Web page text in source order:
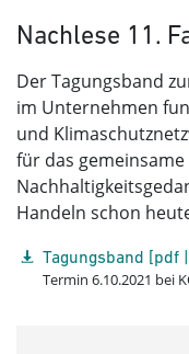
Nachlese 11.
Der Tagungsband
im Unternehmen
und
für das
Handeln schon
Tagungsband [pdf
Termin 6.10.2021 bei